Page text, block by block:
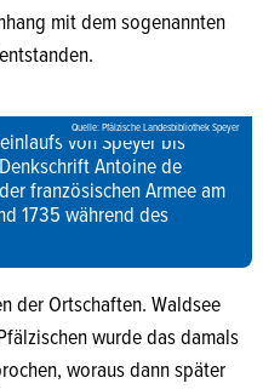
mit dem sogenannten
Quelle: Pfälzische Landesbibliothek Speyer
von Speyer bis
Antoine de
französischen Armee am
1735 während des
der Ortschaften. Waldsee
wurde das damals
woraus dann später